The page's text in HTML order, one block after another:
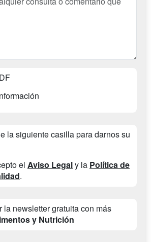
la siguiente casilla para darnos su
el Aviso Legaly la Política de
.
la newsletter gratuita con más
y Nutrición